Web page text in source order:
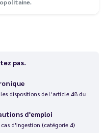
pas.
dispositions de l'article 48 du
d'emploi
d'ingestion (catégorie 4)